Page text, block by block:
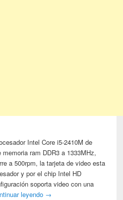
Intel Core i5-2410M de
ram DDR3 a 1333MHz,
a 500rpm, la tarjeta de video esta
y por el chip Intel HD
soporta video con una
leyendo →